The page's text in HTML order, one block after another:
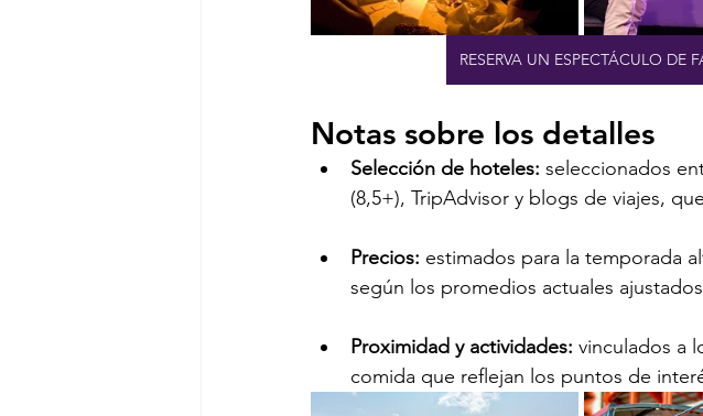
RESERVA UN ESPECTÁCULO
Notas sobre los detalles
Selección de hoteles: seleccionados
(8,5+), TripAdvisor y blogs de viajes,
Precios: estimados para la temporada
según los promedios actuales
Proximidad y actividades: vinculados a
comida que reflejan los puntos de